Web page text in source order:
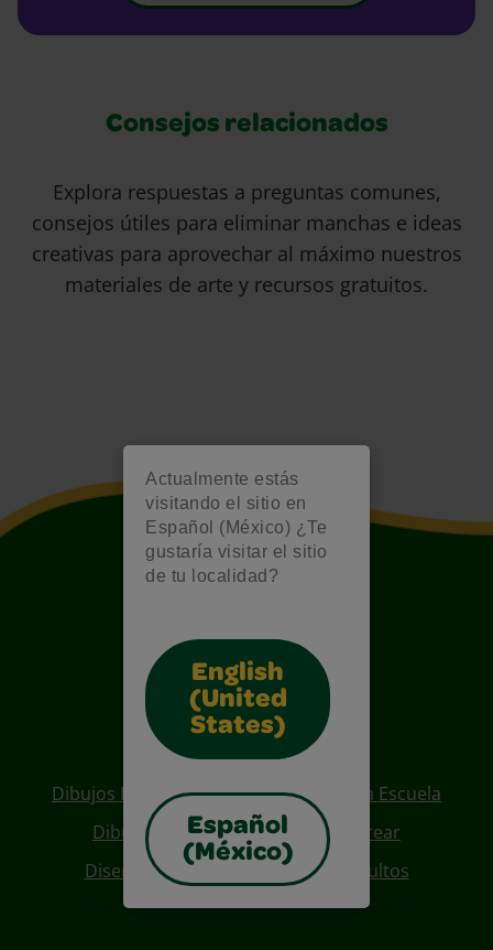
Actualmente estás
visitando el sitio en
Español (México) ¿Te
gustaría visitar el sitio
de tu localidad?
English
(United
States)
Español
(México)
Consejos relacionados
Explora respuestas a preguntas comunes,
consejos útiles para eliminar manchas e ideas
creativas para aprovechar al máximo nuestros
materiales de arte y recursos gratuitos.
Also of Interest
Dibujos Para Colorear De Regreso A La Escuela
Dibujos De Personajes Para Colorear
Diseños Para Coloreables Para Adultos